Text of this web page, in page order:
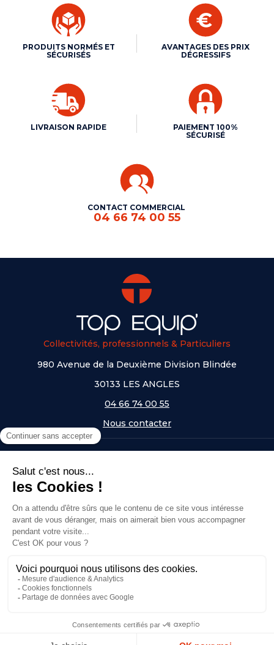
PRODUITS NORMÉS ET
SÉCURISÉS
AVANTAGES DES PRIX
DÉGRESSIFS
LIVRAISON RAPIDE
PAIEMENT 100%
SÉCURISÉ
CONTACT COMMERCIAL
04 66 74 00 55
Collectivités, professionnels & Particuliers
980 Avenue de la Deuxième Division Blindée
30133 LES ANGLES
04 66 74 00 55
Nous contacter
- Serem
- Lifetime
- Mottez
- JAD Groupe